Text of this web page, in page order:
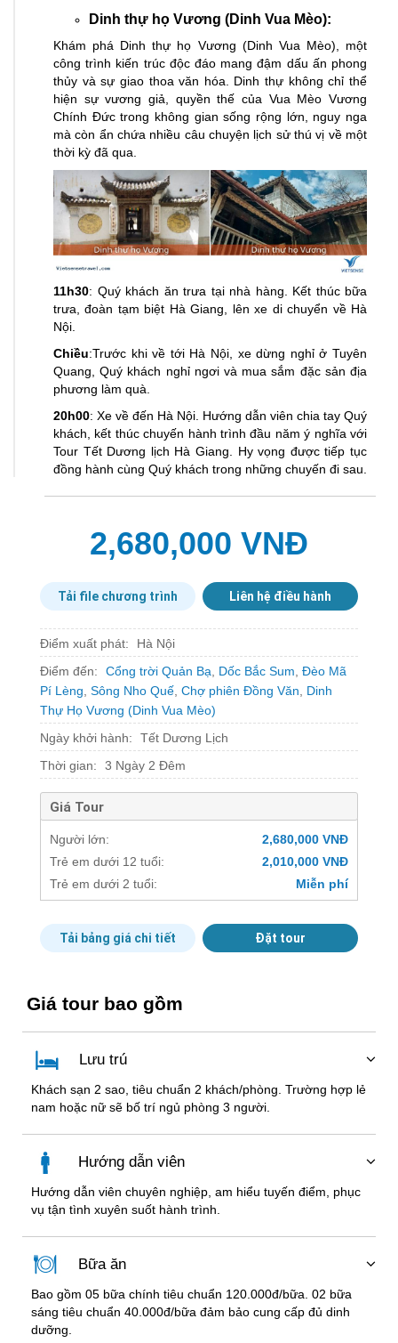
Dinh thự họ Vương (Dinh Vua Mèo):
Khám phá Dinh thự họ Vương (Dinh Vua Mèo), một
công trình kiến trúc độc đáo mang đậm dấu ấn phong
thủy và sự giao thoa văn hóa. Dinh thự không chỉ thể
hiện sự vương giả, quyền thế của Vua Mèo Vương
Chính Đức trong không gian sống rộng lớn, nguy nga
mà còn ẩn chứa nhiều câu chuyện lịch sử thú vị về một
thời kỳ đã qua.
11h30: Quý khách ăn trưa tại nhà hàng. Kết thúc bữa
trưa, đoàn tạm biệt Hà Giang, lên xe di chuyển về Hà
Nội.
Chiều:Trước khi về tới Hà Nội, xe dừng nghỉ ở Tuyên
Quang, Quý khách nghỉ ngơi và mua sắm đặc sản địa
phương làm quà.
20h00: Xe về đến Hà Nội. Hướng dẫn viên chia tay Quý
khách, kết thúc chuyến hành trình đầu năm ý nghĩa với
Tour Tết Dương lịch Hà Giang. Hy vọng được tiếp tục
đồng hành cùng Quý khách trong những chuyến đi sau.
2,680,000 VNĐ
Tải file chương trình Liên hệ điều hành
Điểm xuất phát:
Hà Nội
Điểm đến:
Cổng trời Quản Bạ, Dốc Bắc Sum, Đèo Mã
Pí Lèng, Sông Nho Quế, Chợ phiên Đồng Văn, Dinh
Thự Họ Vương (Dinh Vua Mèo)
Ngày khởi hành:
Tết Dương Lịch
Thời gian:
3 Ngày 2 Đêm
Giá Tour
Người lớn:
2,680,000 VNĐ
Trẻ em dưới 12 tuổi:
2,010,000 VNĐ
Trẻ em dưới 2 tuổi:
Miễn phí
Tải bảng giá chi tiết Đặt tour
Giá tour bao gồm
Lưu trú
Khách sạn 2 sao, tiêu chuẩn 2 khách/phòng. Trường hợp lẻ
nam hoặc nữ sẽ bố trí ngủ phòng 3 người.
Hướng dẫn viên
Hướng dẫn viên chuyên nghiệp, am hiểu tuyến điểm, phục
vụ tận tình xuyên suốt hành trình.
Bữa ăn
Bao gồm 05 bữa chính tiêu chuẩn 120.000đ/bữa. 02 bữa
sáng tiêu chuẩn 40.000đ/bữa đảm bảo cung cấp đủ dinh
dưỡng.